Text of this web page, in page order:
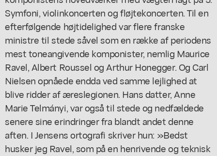
Symfoni, violinkoncerten og fløjtekoncerten. Til en
efterfølgende højtidelighed var flere franske
ministre til stede såvel som en række af periodens
mest toneangivende komponister, nemlig Maurice
Ravel, Albert Roussel og Arthur Honegger. Og Carl
Nielsen opnåede endda ved samme lejlighed at
blive ridder af æreslegionen. Hans datter, Anne
Marie Telmányi, var også til stede og nedfældede
senere sine erindringer fra blandt andet denne
aften. I Jensens ortografi skriver hun: »Bedst
husker jeg Ravel, som på en henrivende og teknisk